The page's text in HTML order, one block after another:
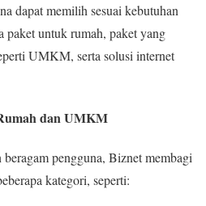
dapat memilih sesuai kebutuhan
paket untuk rumah, paket yang
UMKM, serta solusi internet
dan UMKM
pengguna, Biznet membagi
kategori, seperti: